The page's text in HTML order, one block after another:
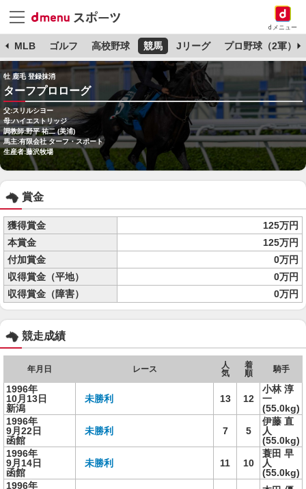
dメニュー
MLB ゴルフ 高校野球 競馬 Jリーグ プロ野球（2軍）
牡 鹿毛 登録抹消
ターフプロローグ
父:スリルシヨー
母:ハイエストリッジ
調教師:野平 祐二 (美浦)
馬主:有限会社 ターフ・スポート
生産者:藤沢牧場
賞金
獲得賞金
125万円
本賞金
125万円
付加賞金
0万円
収得賞金（平地）
0万円
収得賞金（障害）
0万円
競走成績
年月日 レース
人
気
着
順
騎手
1996年
10月13日
新潟
未勝利 13 12
小林 淳
一
(55.0kg)
1996年
9月22日
函館
未勝利 7 5
伊藤 直
人
(55.0kg)
1996年
9月14日
函館
未勝利 11 10
蓑田 早
人
(55.0kg)
1996年